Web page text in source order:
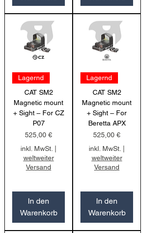
Lagernd
CAT SM2
Magnetic mount
+ Sight – For CZ
P07
Preis
525,00 €
inkl. MwSt.
weltweiter
Versand
In den
Warenkorb
Lagernd
CAT SM2
Magnetic mount
+ Sight – For
Beretta APX
Preis
525,00 €
inkl. MwSt.
weltweiter
Versand
In den
Warenkorb